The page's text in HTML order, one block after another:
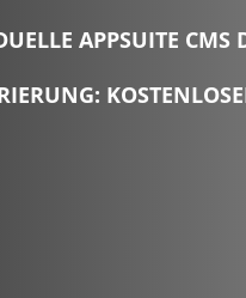
APPSUITE CMS